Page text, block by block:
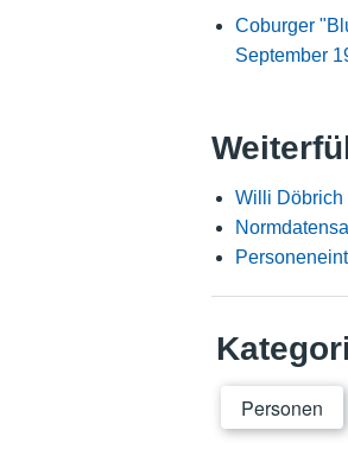
Coburger
September
Willi Döbrich
Personen